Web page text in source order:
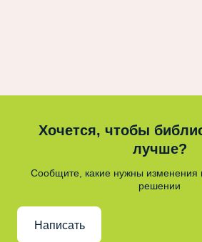
Хочется, чтобы
лучше?
Сообщите, какие нужны изменения
решении
Написать